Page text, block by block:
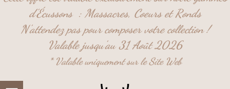
d'Écussons :Massacres, Coeurs etRonds
N'attendez pas pour composer votre collection !
Valable jusqu'au 31 Août 2026
* Valable uniquement sur le Site Web